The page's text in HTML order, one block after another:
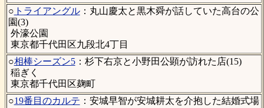
○ トライアングル：丸山慶太と黒木舜が話していた高台の公
園(3)
外濠公園
東京都千代田区九段北4丁目
○相棒シーズン5：杉下右京と小野田公顕が訪れた店(15)
稲ぎく
東京都千代田区麹町
○19番目のカルテ ：安城早智が安城耕太を介抱した結婚式場